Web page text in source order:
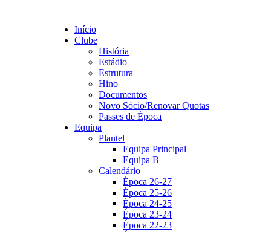
Início
Clube
História
Estádio
Estrutura
Hino
Documentos
Novo Sócio/Renovar Quotas
Passes de Época
Equipa
Plantel
Equipa Principal
Equipa B
Calendário
Época 26-27
Época 25-26
Época 24-25
Época 23-24
Época 22-23